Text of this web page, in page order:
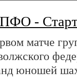
-
матче
юношей